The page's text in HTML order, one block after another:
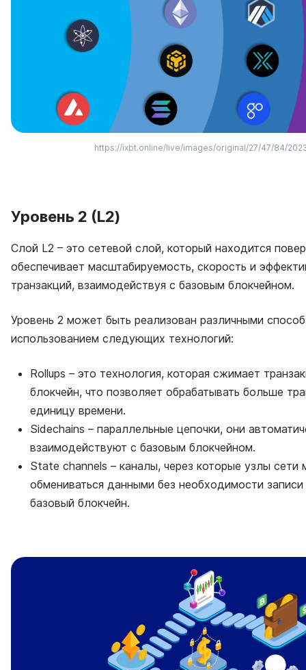
https://ixbt.online/live/images/original/27/47/84/
Уровень 2 (L2)
Слой L2 – это сетевой слой, который находится
обеспечивает масштабируемость, скорость и
транзакций, взаимодействуя с базовым блокчейном.
Уровень 2 может быть реализован различными
использованием следующих технологий:
Rollups – это технология, которая сжимает
блокчейн, что позволяет обрабатывать больше
единицу времени.
Sidechains – параллельные цепочки, они
взаимодействуют с базовым блокчейном.
State channels – каналы, через которые узлы сети
обмениваться данными без необходимости записи
базовый блокчейн.